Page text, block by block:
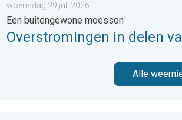
woensdag 29 juli 2026
Een buitengewone moesson
Overstromingen in delen
Alle